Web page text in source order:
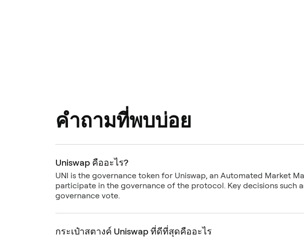
คำถามที่พบบ่อย
Uniswap คืออะไร?
UNI is the governance token for Uniswap, an Automated Market
participate in the governance of the protocol. Key decisions such
governance vote.
กระเป๋าสตางค์ Uniswap ที่ดีที่สุดคืออะไร